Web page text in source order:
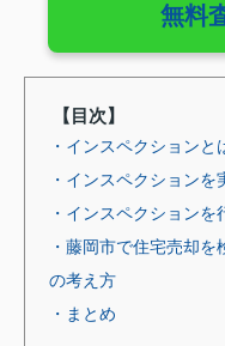
無料
【目次】
・インスペクション
・インスペクションを
・インスペクション
・藤岡市で住宅売却
の考え方
・まとめ